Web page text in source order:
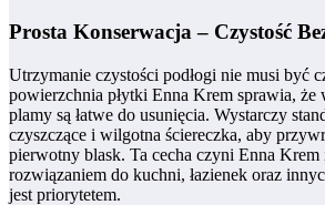
Prosta Konserwacja – Czystość
Utrzymanie czystości podłogi nie musi być
powierzchnia płytki Enna Krem sprawia, że
plamy są łatwe do usunięcia. Wystarczy
czyszczące i wilgotna ściereczka, aby
pierwotny blask. Ta cecha czyni Enna Krem
rozwiązaniem do kuchni, łazienek oraz
jest priorytetem.